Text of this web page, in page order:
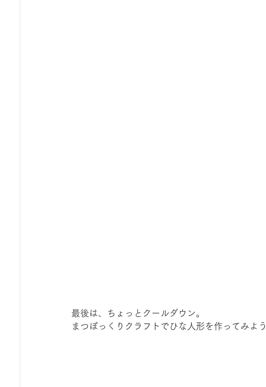
最後は、ちょっとクールダウン。
まつぼっくりクラフトでひな人形を作ってみよ